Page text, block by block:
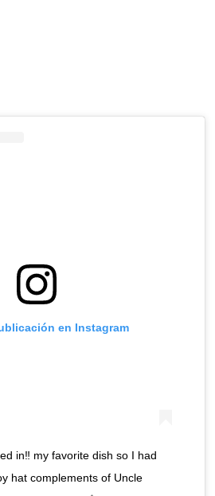
en Instagram
in‼️ my favorite dish so I had
hat complements of Uncle